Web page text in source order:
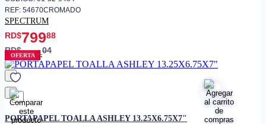
REF: 54670CROMADO
SPECTRUM
RD$79988
RD$94104
OFERTA
favorito
PORTAPAPEL TOALLA ASHLEY 13.25X6.75X7"